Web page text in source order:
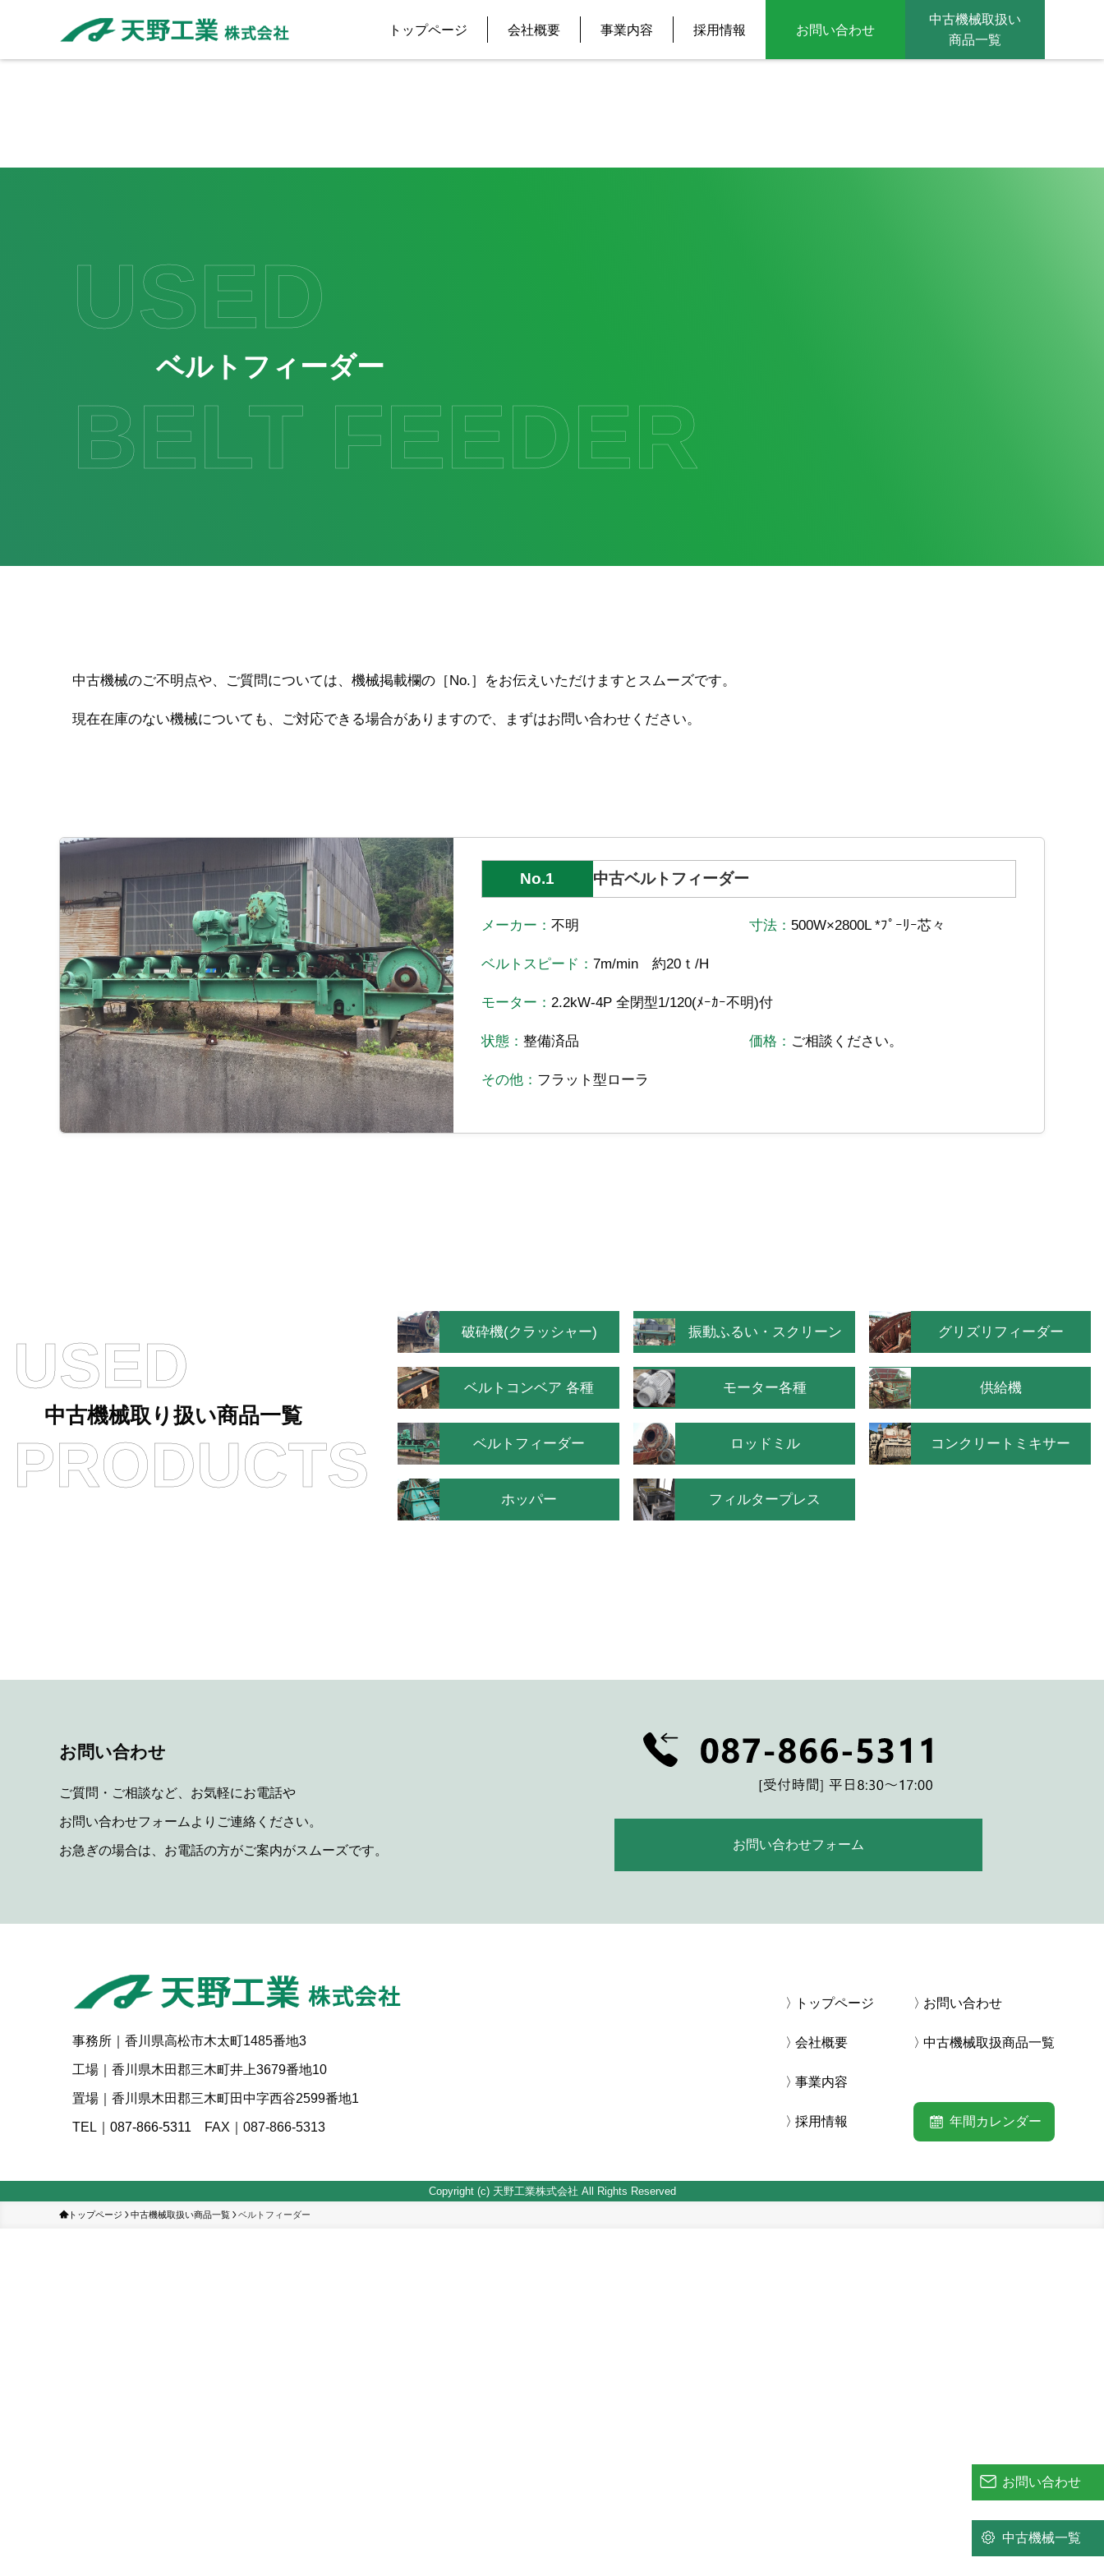
トップページ 会社概要 事業内容 採用情報 お問い合わせ
中古機械取扱い
商品一覧
USED
ベルトフィーダー
BELT FEEDER
中古機械のご不明点や、ご質問については、機械掲載欄の［No.］をお伝えいただけますとスムーズです。
現在在庫のない機械についても、ご対応できる場合がありますので、まずはお問い合わせください。
No.1 中古ベルトフィーダー
メーカー：不明 寸法： 500W×2800L *ﾌﾟｰﾘｰ芯々
ベルトスピード：7m/min 約20ｔ/H
モーター：2.2kW-4P 全閉型1/120(ﾒｰｶｰ不明)付
状態：整備済品 価格： ご相談ください。
その他： フラット型ローラ
USED
中古機械取り扱い商品一覧
PRODUCTS
破砕機(クラッシャー) 振動ふるい・スクリーン グリズリフィーダー
ベルトコンベア 各種 モーター各種 供給機
ベルトフィーダー ロッドミル コンクリートミキサー
ホッパー フィルタープレス
お問い合わせ
中古機械一覧
お問い合わせ
ご質問・ご相談など、お気軽にお電話や
お問い合わせフォームよりご連絡ください。
お急ぎの場合は、お電話の方がご案内がスムーズです。 お問い合わせフォーム
事務所｜香川県高松市木太町1485番地3
工場｜香川県木田郡三木町井上3679番地10
置場｜香川県木田郡三木町田中字西谷2599番地1
TEL｜ 087-866-5311 FAX｜087-866-5313
トップページ
会社概要
事業内容
採用情報
お問い合わせ
中古機械取扱商品一覧
年間カレンダー
Copyright (c) 天野工業株式会社 All Rights Reserved
トップページ 中古機械取扱い商品一覧 ベルトフィーダー